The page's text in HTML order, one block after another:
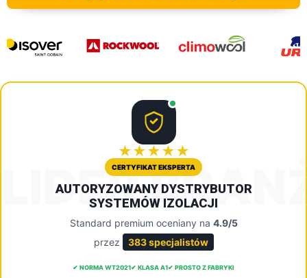
LIDER
★★★★★
CERTYFIKAT EKSPERTA
AUTORYZOWANY DYSTRYBUTOR
SYSTEMÓW IZOLACJI
Standard premium oceniany na 4.9/5
przez
383 specjalistów
✔ NORMA WT2021✔ KLASA A1✔ PROSTO Z FABRYKI